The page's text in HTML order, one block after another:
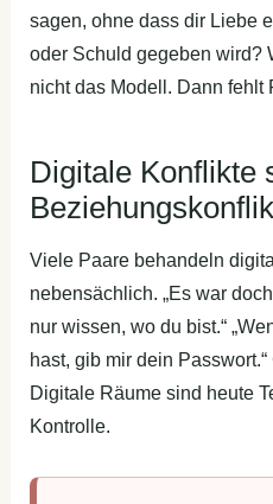
sagen, ohne dass dir Liebe
oder Schuld gegeben wird?
nicht das Modell. Dann fehlt
Digitale Konflikte
Viele Paare behandeln
nebensächlich. „Es war
nur wissen, wo du bist.“
hast, gib mir dein
Digitale Räume sind heute
Kontrolle.